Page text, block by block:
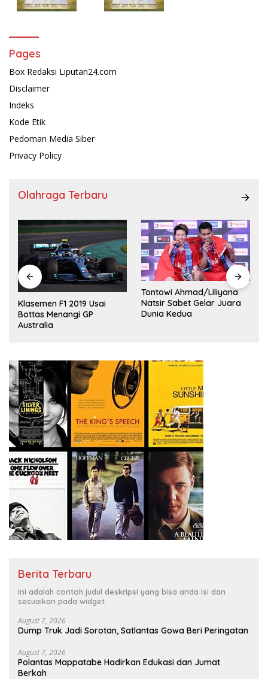
Pages
Box Redaksi Liputan24.com
Disclaimer
Indeks
Kode Etik
Pedoman Media Siber
Privacy Policy
Olahraga Terbaru
Klasemen F1 2019 Usai
Bottas Menangi GP
Australia
Tontowi Ahmad/Liliyana
Natsir Sabet Gelar Juara
Dunia Kedua
Berita Terbaru
Ini adalah contoh judul deskripsi yang bisa anda isi dan
sesuaikan pada widget
August 7, 2026
Dump Truk Jadi Sorotan, Satlantas Gowa Beri Peringatan
August 7, 2026
Polantas Mappatabe Hadirkan Edukasi dan Jumat
Berkah